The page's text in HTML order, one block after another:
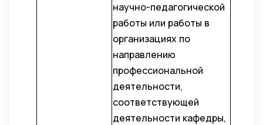
научно-педагогической
работы или работы в
организациях по
направлению
профессиональной
деятельности,
соответствующей
деятельности кафедры,